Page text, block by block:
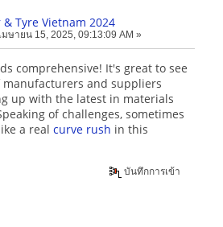
Tyre Vietnam 2024
เมษายน 15, 2025, 09:13:09 AM »
comprehensive! It's great to see
and suppliers
up with the latest in materials
of challenges, sometimes
a real curve rush in this
บันทึกการเข้า